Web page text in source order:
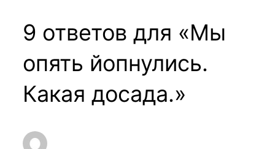
9 ответов для «Мы
опять йопнулись.
Какая досада.»